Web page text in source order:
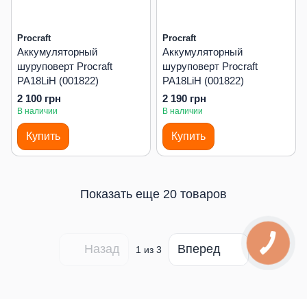
Procraft
Аккумуляторный
шуруповерт Procraft
PA18LiH (001822)
2 100 грн
В наличии
Купить
Procraft
Аккумуляторный
шуруповерт Procraft
PA18LiH (001822)
2 190 грн
В наличии
Купить
Показать еще 20 товаров
Назад 1 из 3 Вперед